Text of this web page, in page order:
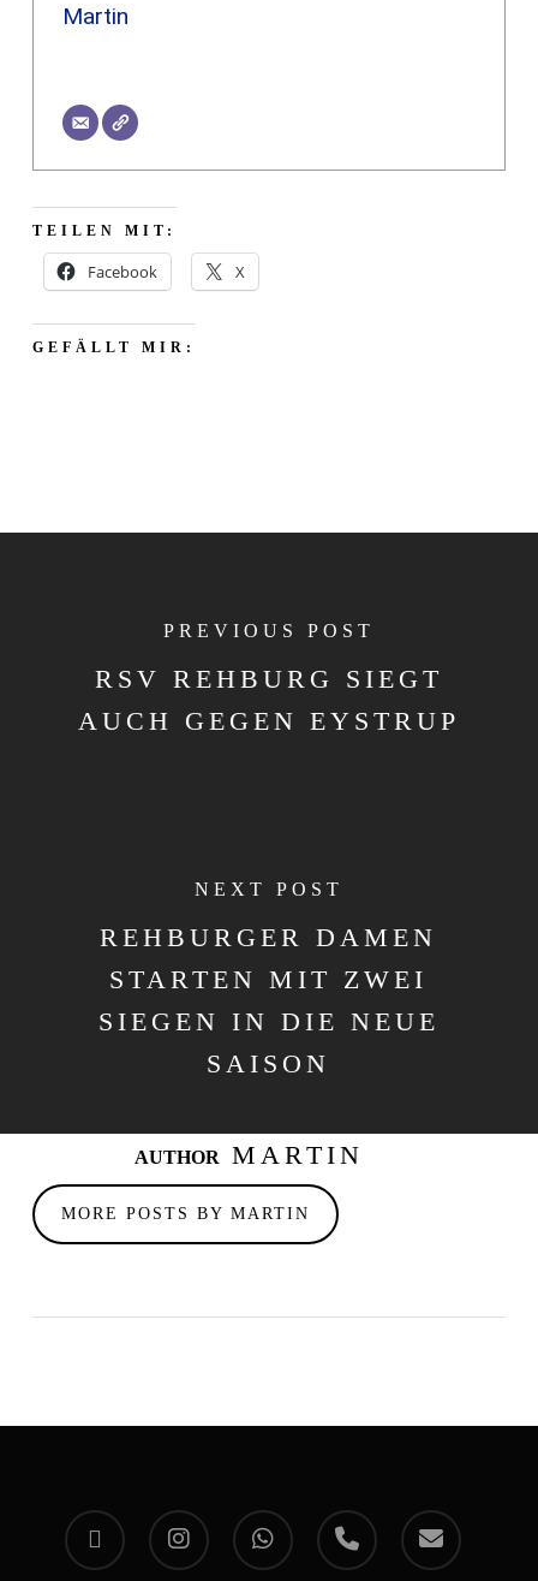
Martin
TEILEN MIT:
Facebook X
GEFÄLLT MIR:
PREVIOUS POST
RSV REHBURG SIEGT
AUCH GEGEN EYSTRUP
NEXT POST
REHBURGER DAMEN
STARTEN MIT ZWEI
SIEGEN IN DIE NEUE
SAISON
AUTHORMARTIN
MORE POSTS BY MARTIN
facebook instagram whatsapp phone email